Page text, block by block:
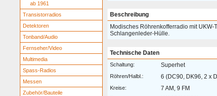
ab 1961
Transistorradios
Detektoren
Tonband/Audio
Fernseher/Video
Multimedia
Spass-Radios
Messen
Zubehör/Bauteile
Beschreibung
Modisches Röhrenkofferradio mit UKW-
Schlangenleder-Hülle.
Technische Daten
Schaltung: Superhet
Röhren/Halbl.: 6 (DC90, DK96, 2 x
Kreise: 7 AM, 9 FM